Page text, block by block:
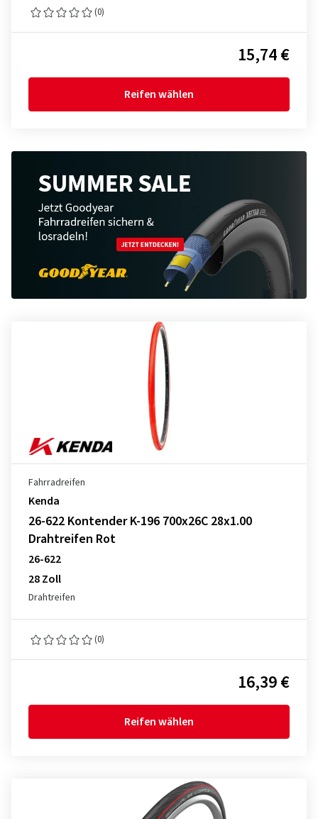
(0)
15,74 €
Reifen wählen
Fahrradreifen
Kenda
26-622 Kontender K-196 700x26C 28x1.00
Drahtreifen Rot
26-622
28 Zoll
Drahtreifen
(0)
16,39 €
Reifen wählen